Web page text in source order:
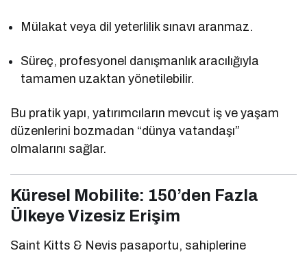
Mülakat veya dil yeterlilik sınavı aranmaz.
Süreç, profesyonel danışmanlık aracılığıyla
tamamen uzaktan yönetilebilir.
Bu pratik yapı, yatırımcıların mevcut iş ve yaşam
düzenlerini bozmadan “dünya vatandaşı”
olmalarını sağlar.
Küresel Mobilite: 150’den Fazla
Ülkeye Vizesiz Erişim
Saint Kitts & Nevis pasaportu, sahiplerine